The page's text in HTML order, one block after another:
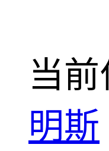
当前
明斯